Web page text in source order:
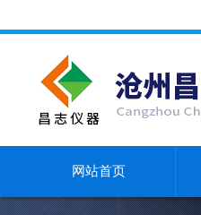
网站首页